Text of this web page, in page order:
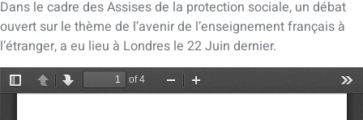
Dans le cadre des Assises de la protection sociale, un débat
ouvert sur le thème de l’avenir de l’enseignement français à
l’étranger, a eu lieu à Londres le 22 Juin dernier.